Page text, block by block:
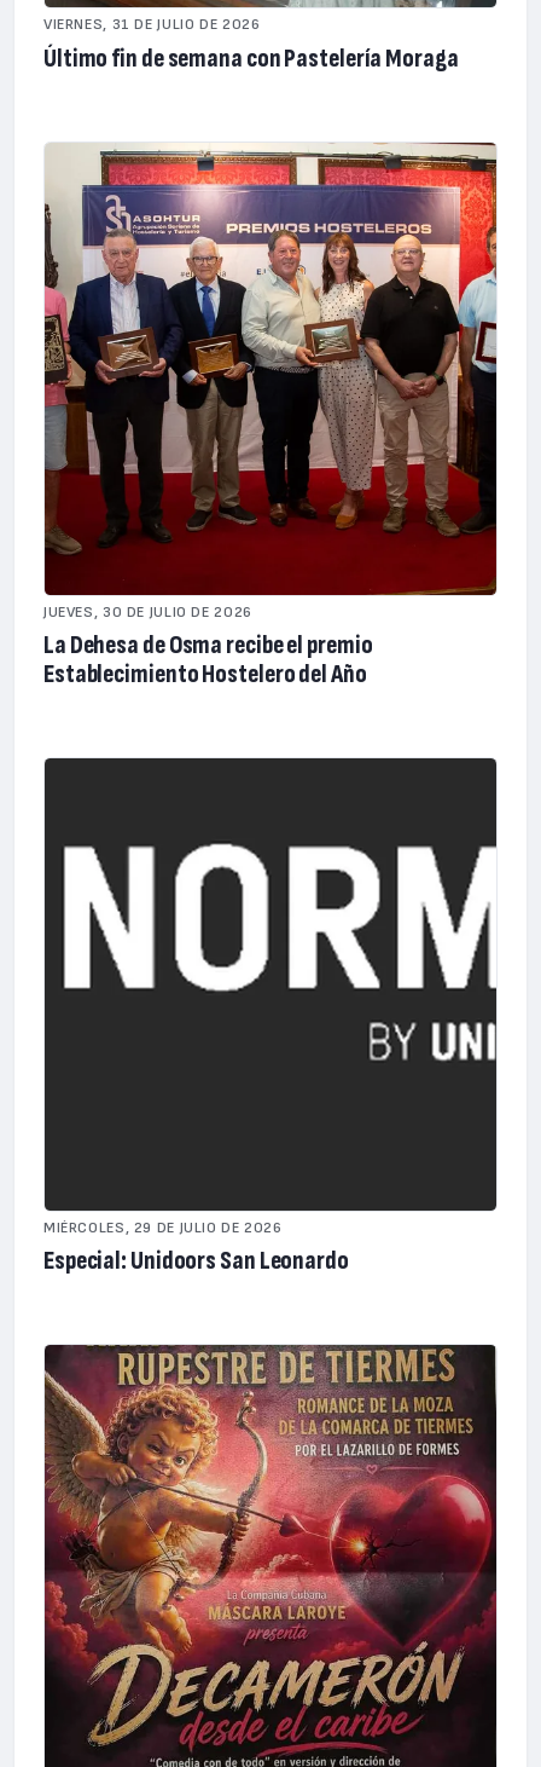
VIERNES, 31 DE JULIO DE 2026
Último fin de semana con Pastelería Moraga
JUEVES, 30 DE JULIO DE 2026
La Dehesa de Osma recibe el premio
Establecimiento Hostelero del Año
MIÉRCOLES, 29 DE JULIO DE 2026
Especial: Unidoors San Leonardo